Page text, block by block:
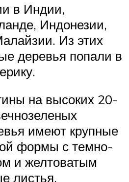
в Индии,
Индонезии,
Из этих
деревья попали в
на высоких 20-
имеют крупные
формы с темно-
и желтоватым
листья,